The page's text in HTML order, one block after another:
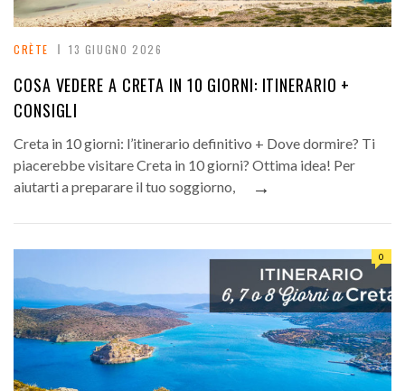
CRÈTE 13 GIUGNO 2026
COSA VEDERE A CRETA IN 10 GIORNI: ITINERARIO +
CONSIGLI
Creta in 10 giorni: l’itinerario definitivo + Dove dormire? Ti
piacerebbe visitare Creta in 10 giorni? Ottima idea! Per
aiutarti a preparare il tuo soggiorno,
→
0